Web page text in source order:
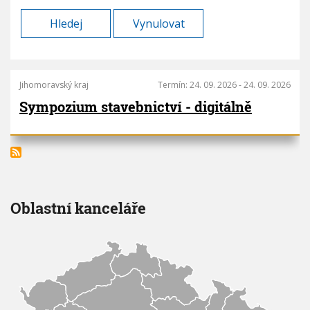
V
C
Jihomoravský kraj Termín: 24. 09. 2026-24. 09. 2026
Sympozium stavebnictví - digitálně
Oblastní kanceláře